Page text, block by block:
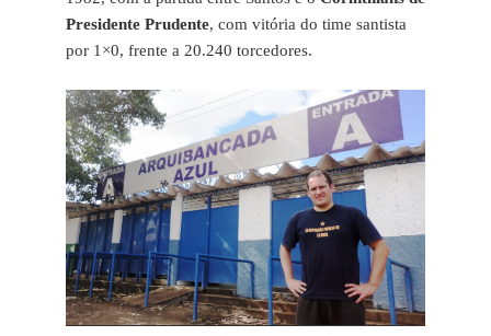
Presidente Prudente, com vitória do time santista
por 1×0, frente a 20.240 torcedores.